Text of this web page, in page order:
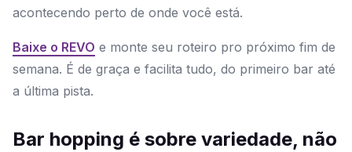
acontecendo perto de onde você está.
Baixe o REVO e monte seu roteiro pro próximo fim de
semana. É de graça e facilita tudo, do primeiro bar até
a última pista.
Bar hopping é sobre variedade, não